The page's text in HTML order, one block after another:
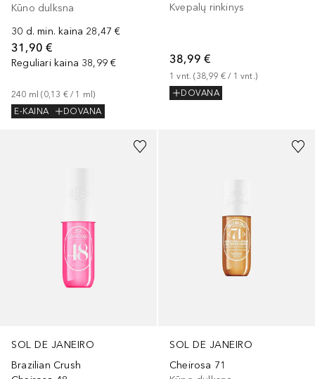
Kūno dulksna
30 d. min. kaina 28,47 €
31,90 €
Reguliari kaina 38,99 €
240 ml (0,13 € / 1 ml)
E-KAINA
DOVANA
Kvepalų rinkinys
38,99 €
1 vnt. (38,99 € / 1 vnt.)
DOVANA
SOL DE JANEIRO
Brazilian Crush
SOL DE JANEIRO
Cheirosa 71